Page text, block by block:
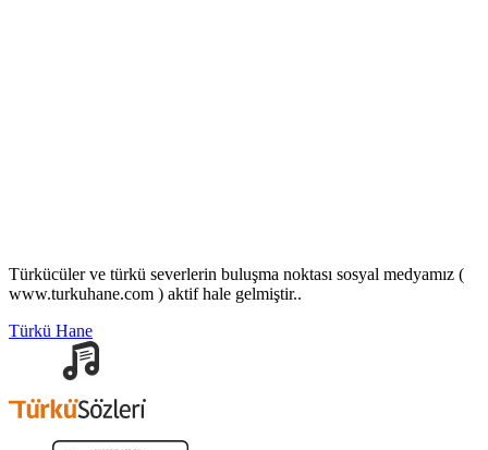
Türkücüler ve türkü severlerin buluşma noktası sosyal medyamız (
www.turkuhane.com ) aktif hale gelmiştir..
Türkü Hane